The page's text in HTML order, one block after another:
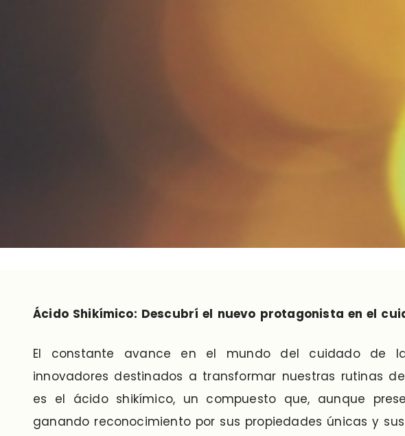
Ácido Shikímico: Descubrí el nuevo protagonista en el
El constante avance en el mundo del cuidado de
innovadores destinados a transformar nuestras rutinas
es el ácido shikímico, un compuesto que, aunque
ganando reconocimiento por sus propiedades únicas y